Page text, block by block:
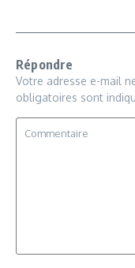
Répondre
Votre adresse e-mail
obligatoires sont